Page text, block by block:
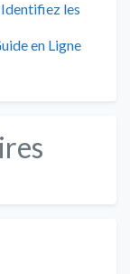
Identifiez les
en Ligne